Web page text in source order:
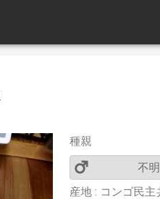
種親
不明
産地 : コンゴ民主